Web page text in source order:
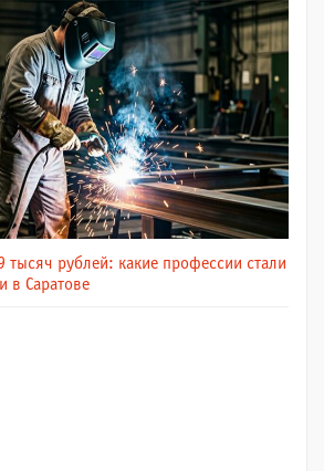
тысяч рублей: какие профессии стали
в Саратове